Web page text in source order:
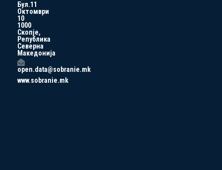
Бул.11
Октомври
10
1000
Скопје,
Република
Северна
Македонија
open.data@sobranie.mk
www.sobranie.mk